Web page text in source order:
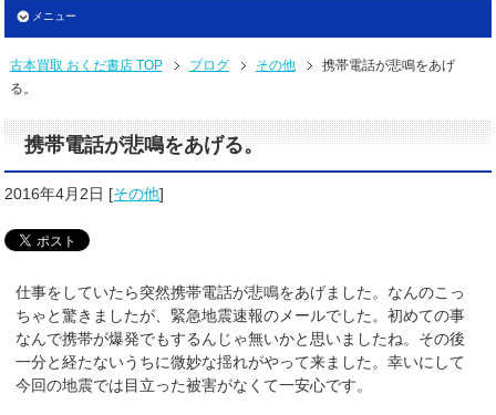
メニュー
古本買取 おくだ書店 TOP ブログ その他
携帯電話が悲鳴をあげ
る。
携帯電話が悲鳴をあげる。
2016年4月2日 [その他]
仕事をしていたら突然携帯電話が悲鳴をあげました。なんのこっ
ちゃと驚きましたが、緊急地震速報のメールでした。初めての事
なんで携帯が爆発でもするんじゃ無いかと思いましたね。その後
一分と経たないうちに微妙な揺れがやって来ました。幸いにして
今回の地震では目立った被害がなくて一安心です。